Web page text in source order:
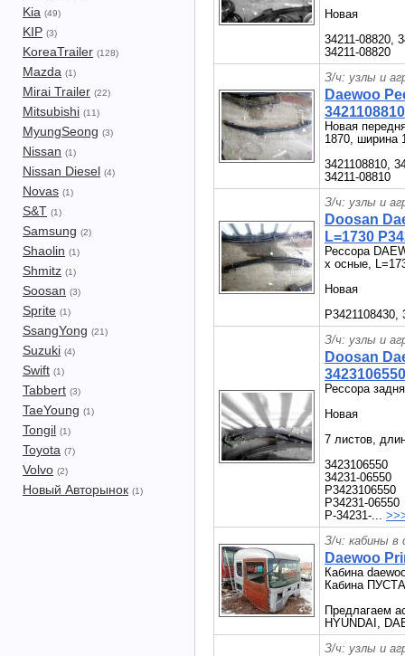
Kia (49)
KIP (3)
KoreaTrailer (128)
Mazda (1)
Mirai Trailer (22)
Mitsubishi (11)
MyungSeong (3)
Nissan (1)
Nissan Diesel (4)
Novas (1)
S&T (1)
Samsung (2)
Shaolin (1)
Shmitz (1)
Soosan (3)
Sprite (1)
SsangYong (21)
Suzuki (4)
Swift (1)
Tabbert (3)
TaeYoung (1)
Tongil (1)
Toyota (7)
Volvo (2)
Новый Авторынок (1)
Новая
34211-08820,
34211-08820
З/ч: узлы и
Daewoo
Новая
1870, ширина
3421108810,
34211-08810
З/ч: узлы и
Doosan
L=1730
Рессора
х осные,
Новая
З/ч: узлы и
Doosan
Рессора
Новая
7 листов,
3423106550
34231-06550
P3423106550
P34231-06550
P-34231-...
З/ч: кабины в
Daewoo
Кабина
Кабина
Предлагаем
HYUNDAI,
З/ч: узлы и